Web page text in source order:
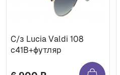
С/з Lucia Valdi 108
с41В+футляр